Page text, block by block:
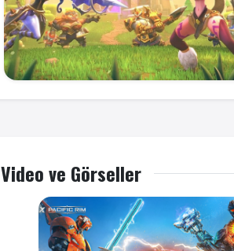
Video ve Görseller